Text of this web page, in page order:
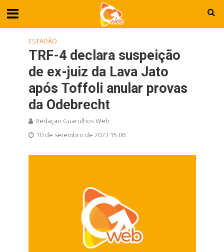
ESTADÃO
TRF-4 declara suspeição
de ex-juiz da Lava Jato
após Toffoli anular provas
da Odebrecht
Redação Guarulhos Web
10 de setembro de 2023 15:06